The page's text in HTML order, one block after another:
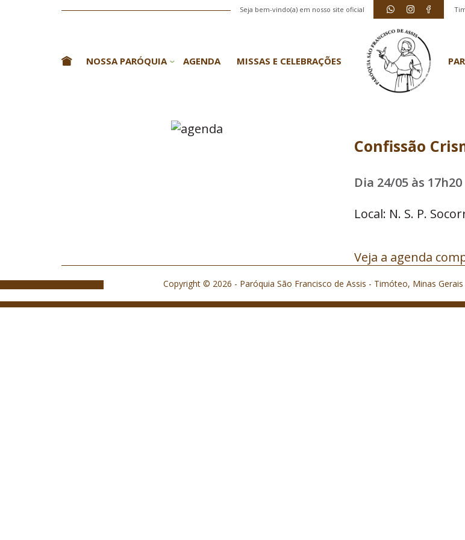
Seja bem-vindo(a) em nosso site oficial
NOSSA PARÓQUIA AGENDA MISSAS E CELEBRAÇÕES
Confissão
Dia 24/05 às 17h20
Local: N. S. P.
Veja a agenda
Copyright © 2026 - Paróquia São Francisco de Assis - Timóteo, Minas